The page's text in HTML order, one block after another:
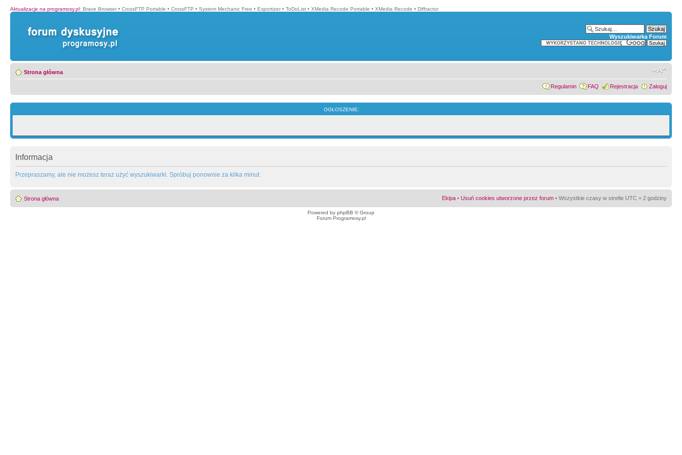
Aktualizacje na programosy.pl: Brave Browser • CrossFTP Portable • CrossFTP • System Mechanic Free • Exportizer • ToDoList • XMedia Recode Portable • XMedia Recode • Diffractor
Wyszukiwarka Forum
Strona główna
Regulamin FAQ Rejestracja Zaloguj
OGŁOSZENIE:
Informacja
Przepraszamy, ale nie możesz teraz użyć wyszukiwarki. Spróbuj ponownie za kilka minut.
Strona główna Ekipa • Usuń cookies utworzone przez forum • Wszystkie czasy w strefie UTC + 2 godziny
Powered by phpBB © Group
Forum Programosy.pl